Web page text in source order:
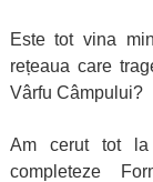
Este tot vina
rețeaua care
Vârfu Câmpului?
Am cerut tot la
completeze